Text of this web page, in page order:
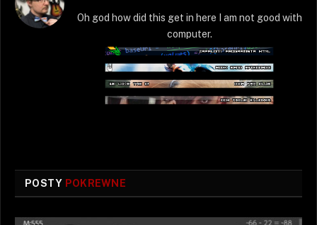
Oh god how did this get in here I am not good with
computer.
POSTY POKREWNE